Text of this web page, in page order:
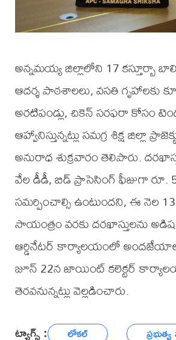
అన్నమయ్య జిల్లాలోని 17 కస్తూర్బా
ఆదర్శ పాఠశాలలు, వసతి గృహాలకు
అరటిపండ్లు, చికెన్ సరఫరా కోసం
ఆహ్వానిస్తున్నట్లు సమగ్ర శిక్ష జిల్లా
అనురాధ శుక్రవారం తెలిపారు.
వేల డీడీ, బిడ్ ప్రాసెసింగ్ ఫీజుగా రూ.
సమర్పించాల్సి ఉంటుందని, ఈ నెల
సాయంత్రం వరకు దరఖాస్తులను
ఆర్డినేటర్ కార్యాలయంలో
జూన్ 22న జాయింట్ కలెక్టర్
తెరవనున్నట్లు వెల్లడించారు.
ట్యాగ్స్ : లోకల్